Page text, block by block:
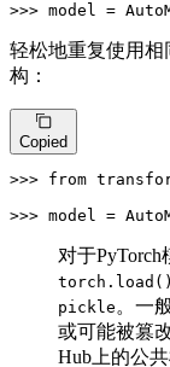
>>> model =
轻松地重复使用相
构：
Copied
>>> from
>>> model =
对于PyTorch
torch.load()
pickle 。一
或可能被篡
Hub上的公